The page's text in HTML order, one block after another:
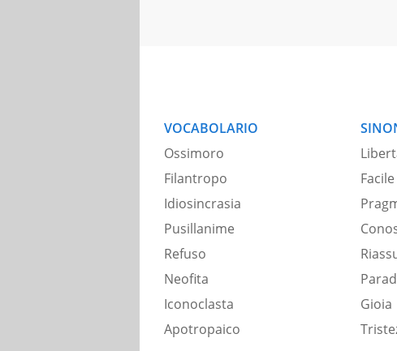
VOCABOLARIO
Ossimoro
Filantropo
Idiosincrasia
Pusillanime
Refuso
Neofita
Iconoclasta
Apotropaico
Facile
Gioia